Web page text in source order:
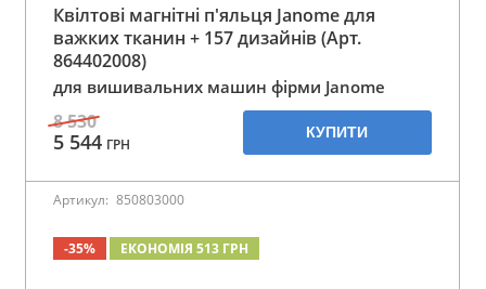
Квілтові магнітні п'яльця Janome для
важких тканин + 157 дизайнів (Арт.
864402008)
для вишивальних машин фірми Janome
8 530
5 544 ГРН
КУПИТИ
Артикул: 850803000
-35% ЕКОНОМІЯ 513 ГРН